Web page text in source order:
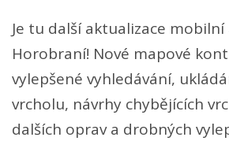
Je tu další aktualizace mobilní
Horobraní! Nové mapové
vylepšené vyhledávání,
vrcholu, návrhy chybějících
dalších oprav a drobných